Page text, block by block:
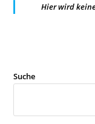
Hier wird
Suche